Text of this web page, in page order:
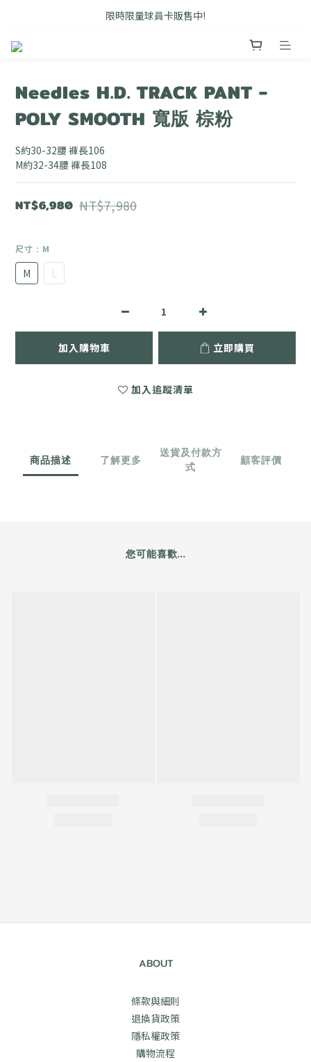
FB搜尋優惠社群 🔎 DOUSHOP 選貨
限時限量球員卡販售中!
Needles H.D. TRACK PANT -
POLY SMOOTH 寬版 棕粉
S約30-32腰 褲長106
M約32-34腰 褲長108
NT$6,980 NT$7,980
尺寸 : M
M L
加入購物車 立即購買
加入追蹤清單
商品描述 了解更多
送貨及付款方
式
顧客評價
您可能喜歡...
ABOUT
條款與細則
退換貨政策
隱私權政策
購物流程